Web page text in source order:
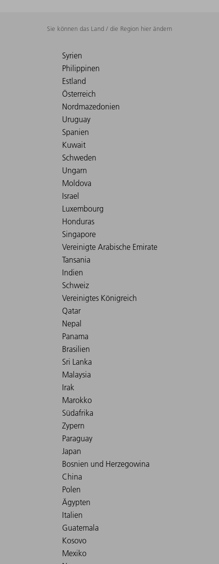
Sie können das Land / die Region hier ändern